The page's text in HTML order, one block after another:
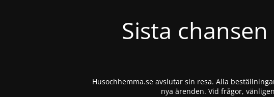
Sista
Husochhemma.se avslutar sin resa. Alla
nya ärenden. Vid frågor,